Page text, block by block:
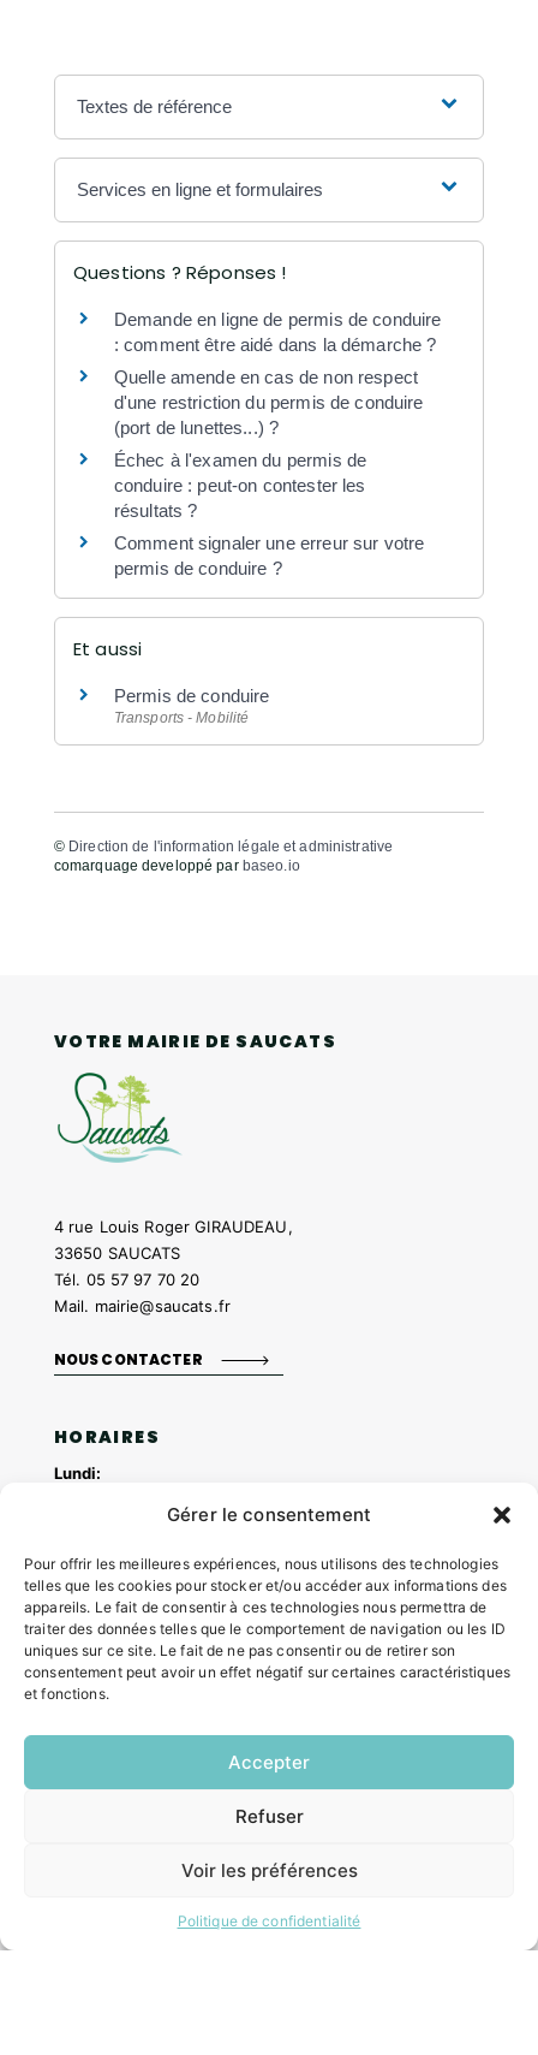
Gérer le consentement
Pour offrir les meilleures expériences, nous utilisons des technologies
telles que les cookies pour stocker et/ou accéder aux informations des
appareils. Le fait de consentir à ces technologies nous permettra de
traiter des données telles que le comportement de navigation ou les ID
uniques sur ce site. Le fait de ne pas consentir ou de retirer son
consentement peut avoir un effet négatif sur certaines caractéristiques
et fonctions.
Accepter
Refuser
Voir les préférences
Politique de confidentialité
Textes de référence
Services en ligne et formulaires
Questions ? Réponses !
Demande en ligne de permis de conduire
: comment être aidé dans la démarche ?
Quelle amende en cas de non respect
d'une restriction du permis de conduire
(port de lunettes...) ?
Échec à l'examen du permis de
conduire : peut-on contester les
résultats ?
Comment signaler une erreur sur votre
permis de conduire ?
Et aussi
Permis de conduire
Transports - Mobilité
© Direction de l'information légale et administrative
comarquage developpé par baseo.io
VOTRE MAIRIE DE SAUCATS
4 rue Louis Roger GIRAUDEAU,
33650 SAUCATS
Tél. 05 57 97 70 20
Mail. mairie@saucats.fr
NOUS CONTACTER
HORAIRES
Lundi:
Mercredi:
8h30 – 12h00 / 14h00 – 17h00
Jeudi:
8h30 – 12h00 / 14h00 – 18h00
Vendredi:
8h30 – 12h00 / 14h00 – 16h30
Formalités administratives
Demander un composteur